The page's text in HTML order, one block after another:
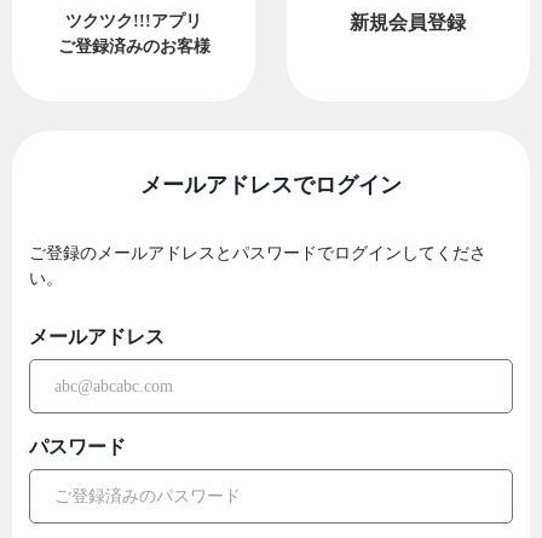
ツクツク!!!アプリ
ご登録済みのお客様
新規会員登録
メールアドレスでログイン
ご登録のメールアドレスとパスワードでログインしてくださ
い。
メールアドレス
パスワード